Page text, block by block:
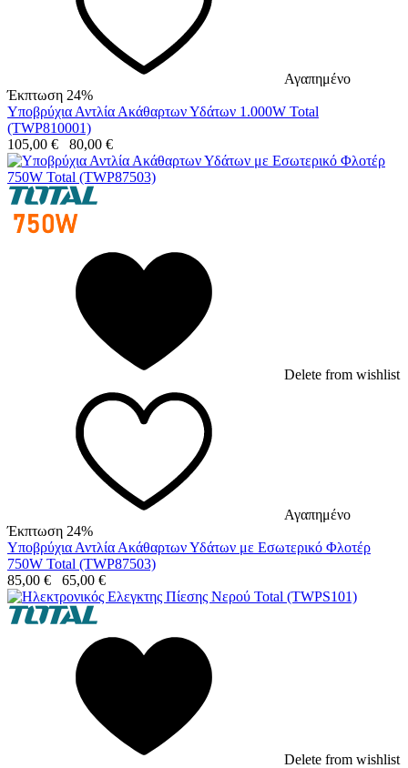
Αγαπημένο
Έκπτωση 24%
Υποβρύχια Αντλία Ακάθαρτων Υδάτων 1.000W Total
(TWP810001)
105,00 € 80,00 €
Delete from wishlist
Αγαπημένο
Έκπτωση 24%
Υποβρύχια Αντλία Ακάθαρτων Υδάτων με Εσωτερικό Φλοτέρ
750W Total (TWP87503)
85,00 € 65,00 €
Delete from wishlist